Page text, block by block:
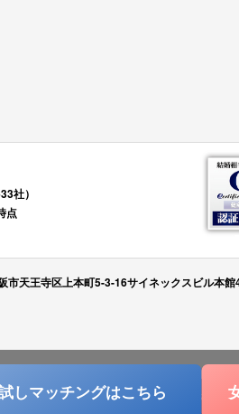
社）
点
市天王寺区上本町5-3-16サイネックスビル本館
KANSAI-BRIDAL ALL RIGHTS RESERVED
しマッチングはこちら